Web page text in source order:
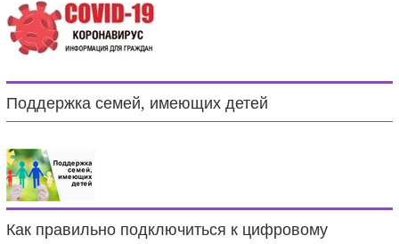
Поддержка семей, имеющих детей
Как правильно подключиться к цифровому